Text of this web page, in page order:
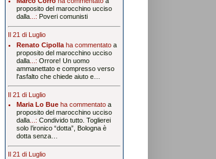
proposito del marocchino ucciso
dalla...: Poveri comunisti
Il 21 di Luglio
Renato Cipollaha commentato a
proposito del marocchino ucciso
dalla...: Orrore! Un uomo
ammanettato e compresso verso
l'asfalto che chiede aiuto e…
Il 21 di Luglio
Maria Lo Bueha commentato a
proposito del marocchino ucciso
dalla...: Condivido tutto. Toglierei
solo l’ironico “dotta”, Bologna è
dotta senza…
Il 21 di Luglio